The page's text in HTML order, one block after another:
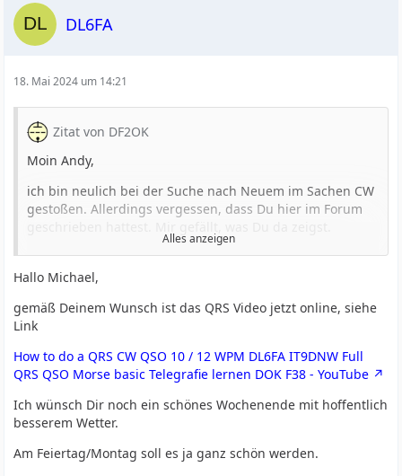
DL6FA
18. Mai 2024 um 14:21
Zitat von DF2OK
Moin Andy,
ich bin neulich bei der Suche nach Neuem im Sachen CW
gestoßen. Allerdings vergessen, dass Du hier im Forum
Dein Konzept, das Du zum einen wohl in allen Filmen
(habe eben erst drei geschaut) die Randbedingungen
erreichen kannst. Ein OM, ein TRX, 100W oder 5W und
Dipole. Und, was ich auch bei mir hoch halte: Du
antwortest auf Kommentare.
Zwei Filmbeispiele. Die Annotation passt und die
Kommentare sprechen für sich. 2 X QRP:
Externer Inhalt
Inhalte von externen Seiten werden ohne Ihre
Alles anzeigen
Hallo Michael,
gemäß Deinem Wunsch ist das QRS Video jetzt online, siehe
Link
How to do a QRS CW QSO 10 / 12 WPM DL6FA IT9DNW Full
QRS QSO Morse basic Telegrafie lernen DOK F38 - YouTube
Ich wünsch Dir noch ein schönes Wochenende mit hoffentlich
besserem Wetter.
Am Feiertag/Montag soll es ja ganz schön werden.